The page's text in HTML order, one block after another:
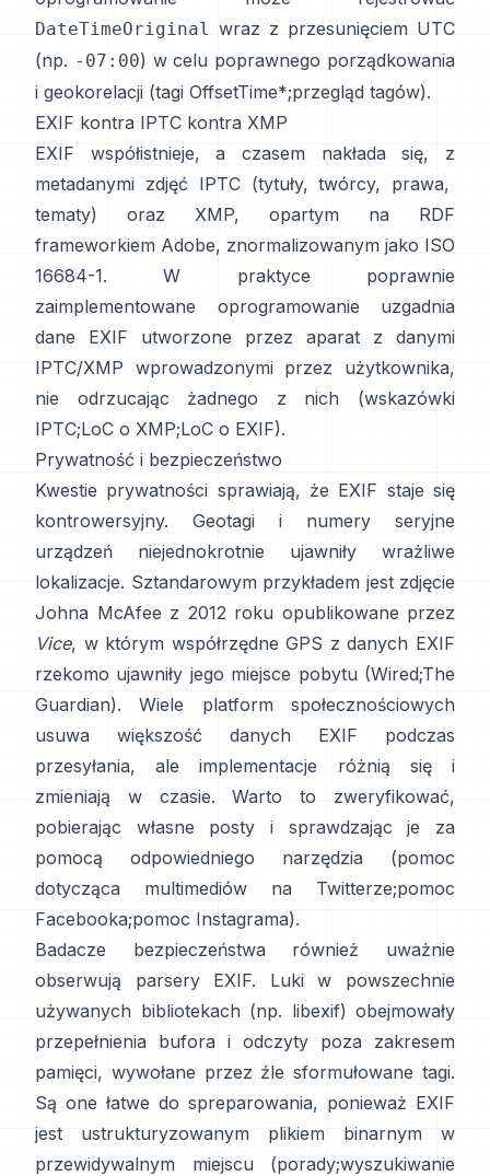
DateTimeOriginal wraz z przesunięciem UTC
(np. -07:00) w celu poprawnego porządkowania
i geokorelacji (tagi OffsetTime*;przegląd tagów).
EXIF kontra IPTC kontra XMP
EXIF współistnieje, a czasem nakłada się, z
metadanymi zdjęć IPTC(tytuły, twórcy, prawa,
tematy) oraz XMP, opartym na RDF
frameworkiem Adobe, znormalizowanym jako ISO
16684-1. W praktyce poprawnie
zaimplementowane oprogramowanie uzgadnia
dane EXIF utworzone przez aparat z danymi
IPTC/XMP wprowadzonymi przez użytkownika,
nie odrzucając żadnego z nich (wskazówki
IPTC;LoC o XMP;LoC o EXIF).
Prywatność i bezpieczeństwo
Kwestie prywatności sprawiają, że EXIF staje się
kontrowersyjny. Geotagi i numery seryjne
urządzeń niejednokrotnie ujawniły wrażliwe
lokalizacje. Sztandarowym przykładem jest zdjęcie
Johna McAfee z 2012 roku opublikowane przez
Vice, w którym współrzędne GPS z danych EXIF
rzekomo ujawniły jego miejsce pobytu (Wired;The
Guardian). Wiele platform społecznościowych
usuwa większość danych EXIF podczas
przesyłania, ale implementacje różnią się i
zmieniają w czasie. Warto to zweryfikować,
pobierając własne posty i sprawdzając je za
pomocą odpowiedniego narzędzia (pomoc
dotycząca multimediów na Twitterze;pomoc
Facebooka;pomoc Instagrama).
Badacze bezpieczeństwa również uważnie
obserwują parsery EXIF. Luki w powszechnie
używanych bibliotekach (np. libexif) obejmowały
przepełnienia bufora i odczyty poza zakresem
pamięci, wywołane przez źle sformułowane tagi.
Są one łatwe do spreparowania, ponieważ EXIF
jest ustrukturyzowanym plikiem binarnym w
przewidywalnym miejscu (porady;wyszukiwanie